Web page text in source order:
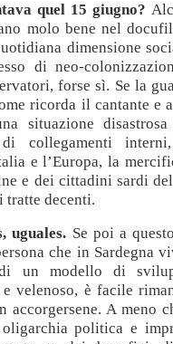
quel 15 giugno?
molo bene nel
dimensione
di neo-
forse sì. Se la
ricorda il cantante e
situazione
di collegamenti
e l’Europa, la
e dei cittadini sardi
tratte decenti.
uguales. Se poi a
che in Sardegna
un modello di
velenoso, è facile
accorgersene. A meno
politica e